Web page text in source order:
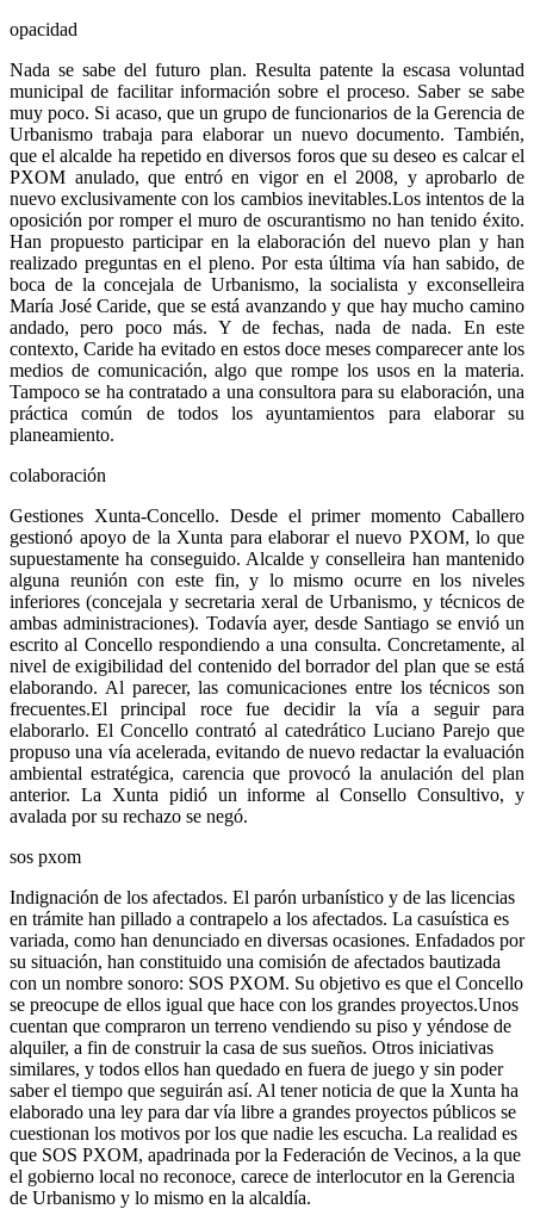
opacidad
Nada se sabe del futuro plan. Resulta patente la escasa voluntad
municipal de facilitar información sobre el proceso. Saber se sabe
muy poco. Si acaso, que un grupo de funcionarios de la Gerencia de
Urbanismo trabaja para elaborar un nuevo documento. También,
que el alcalde ha repetido en diversos foros que su deseo es calcar el
PXOM anulado, que entró en vigor en el 2008, y aprobarlo de
nuevo exclusivamente con los cambios inevitables.Los intentos de la
oposición por romper el muro de oscurantismo no han tenido éxito.
Han propuesto participar en la elaboración del nuevo plan y han
realizado preguntas en el pleno. Por esta última vía han sabido, de
boca de la concejala de Urbanismo, la socialista y exconselleira
María José Caride, que se está avanzando y que hay mucho camino
andado, pero poco más. Y de fechas, nada de nada. En este
contexto, Caride ha evitado en estos doce meses comparecer ante los
medios de comunicación, algo que rompe los usos en la materia.
Tampoco se ha contratado a una consultora para su elaboración, una
práctica común de todos los ayuntamientos para elaborar su
planeamiento.
colaboración
Gestiones Xunta-Concello. Desde el primer momento Caballero
gestionó apoyo de la Xunta para elaborar el nuevo PXOM, lo que
supuestamente ha conseguido. Alcalde y conselleira han mantenido
alguna reunión con este fin, y lo mismo ocurre en los niveles
inferiores (concejala y secretaria xeral de Urbanismo, y técnicos de
ambas administraciones). Todavía ayer, desde Santiago se envió un
escrito al Concello respondiendo a una consulta. Concretamente, al
nivel de exigibilidad del contenido del borrador del plan que se está
elaborando. Al parecer, las comunicaciones entre los técnicos son
frecuentes.El principal roce fue decidir la vía a seguir para
elaborarlo. El Concello contrató al catedrático Luciano Parejo que
propuso una vía acelerada, evitando de nuevo redactar la evaluación
ambiental estratégica, carencia que provocó la anulación del plan
anterior. La Xunta pidió un informe al Consello Consultivo, y
avalada por su rechazo se negó.
sos pxom
Indignación de los afectados. El parón urbanístico y de las licencias
en trámite han pillado a contrapelo a los afectados. La casuística es
variada, como han denunciado en diversas ocasiones. Enfadados por
su situación, han constituido una comisión de afectados bautizada
con un nombre sonoro: SOS PXOM. Su objetivo es que el Concello
se preocupe de ellos igual que hace con los grandes proyectos.Unos
cuentan que compraron un terreno vendiendo su piso y yéndose de
alquiler, a fin de construir la casa de sus sueños. Otros iniciativas
similares, y todos ellos han quedado en fuera de juego y sin poder
saber el tiempo que seguirán así. Al tener noticia de que la Xunta ha
elaborado una ley para dar vía libre a grandes proyectos públicos se
cuestionan los motivos por los que nadie les escucha. La realidad es
que SOS PXOM, apadrinada por la Federación de Vecinos, a la que
el gobierno local no reconoce, carece de interlocutor en la Gerencia
de Urbanismo y lo mismo en la alcaldía.